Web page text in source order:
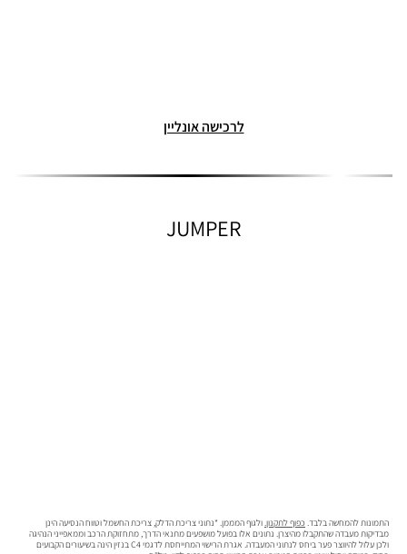
לרכישה אונליין
JUMPER
התמונות להמחשה בלבד.כפוף לתקנון.ולגוף המממן. *נתוני צריכת הדלק, צריכת החשמל וטווח הנסיעה הינן
מבדיקות מעבדה שהתקבלו מהיצרן. נתונים אלו בפועל מושפעים מתנאי הדרך, מתחזוקת הרכב וממאפייני הנהיגה
ולכן עלול להיווצר פער ביחס לנתוני המעבדה. אגרת הרישוי המתייחסת לדגמי C4 בנזין הינה בשיעורים הקבועים